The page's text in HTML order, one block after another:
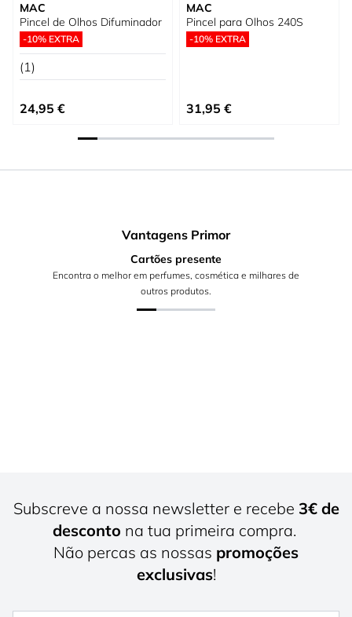
MAC
Pincel de Olhos Difuminador
-10% EXTRA
(1)
Preço Especial
24,95 €
MAC
Pincel para Olhos 240S
-10% EXTRA
Preço Especial
31,95 €
Vantagens Primor
Cartões presente
Encontra o melhor em perfumes, cosmética e milhares de
outros produtos.
Subscreve a nossa newsletter e recebe 3€ de
desconto na tua primeira compra.
Não percas as nossas promoções
exclusivas!